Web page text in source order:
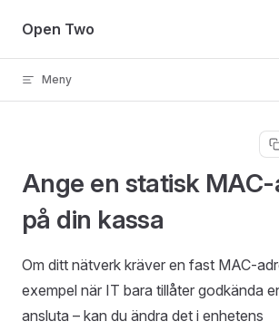
Skip to content
Open Two
Meny
Ange en statisk
på din kassa
Om ditt nätverk kräver en fast MAC-
exempel när IT bara tillåter godkända
ansluta – kan du ändra det i enhetens